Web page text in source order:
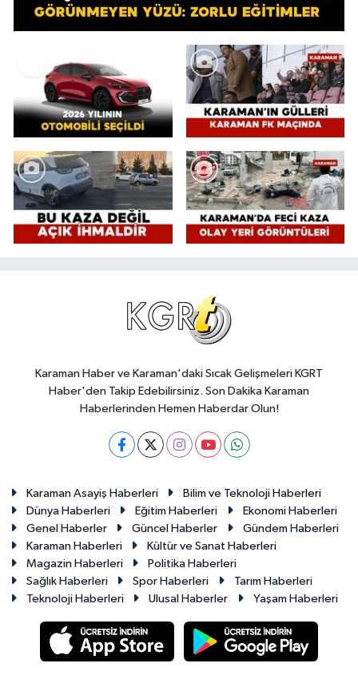
Karaman Haber ve Karaman'daki Sıcak Gelişmeleri KGRT
Haber'den Takip Edebilirsiniz. Son Dakika Karaman
Haberlerinden Hemen Haberdar Olun!
Karaman Asayiş Haberleri
Bilim ve Teknoloji Haberleri
Dünya Haberleri
Eğitim Haberleri
Ekonomi Haberleri
Genel Haberler
Güncel Haberler
Gündem Haberleri
Karaman Haberleri
Kültür ve Sanat Haberleri
Magazin Haberleri
Politika Haberleri
Sağlık Haberleri
Spor Haberleri
Tarım Haberleri
Teknoloji Haberleri
Ulusal Haberler Yaşam Haberleri